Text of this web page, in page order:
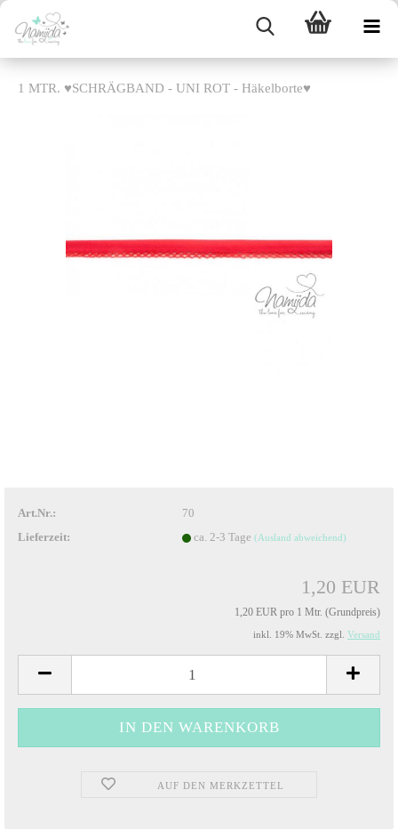
1 MTR. ♥SCHRÄGBAND - UNI ROT - Häkelborte♥
Art.Nr.:
70
Lieferzeit:
ca. 2-3 Tage (Ausland abweichend)
1,20 EUR
1,20 EUR pro 1 Mtr. (Grundpreis)
inkl. 19% MwSt. zzgl. Versand
AUF DEN MERKZETTEL